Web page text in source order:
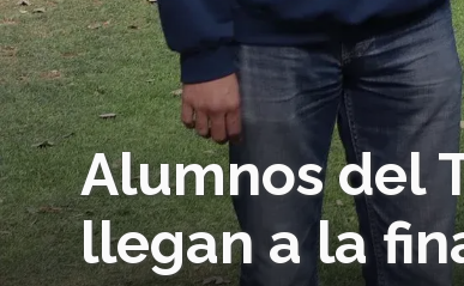
Alumnos del
llegan a la